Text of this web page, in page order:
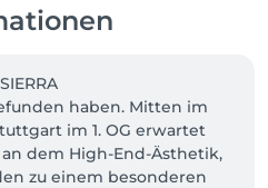
haben. Mitten im
im 1. OG erwartet
dem High-End-Ästhetik,
zu einem besonderen